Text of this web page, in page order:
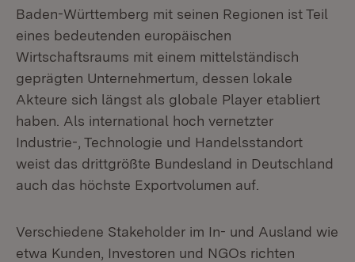
Baden-Württemberg mit seinen Regionen ist Teil
eines bedeutenden europäischen
Wirtschaftsraums mit einem mittelständisch
geprägten Unternehmertum, dessen lokale
Akteure sich längst als globale Player etabliert
haben. Als international hoch vernetzter
Industrie-, Technologie und Handelsstandort
weist das drittgrößte Bundesland in Deutschland
auch das höchste Exportvolumen auf.
Verschiedene Stakeholder im In- und Ausland wie
etwa Kunden, Investoren und NGOs richten